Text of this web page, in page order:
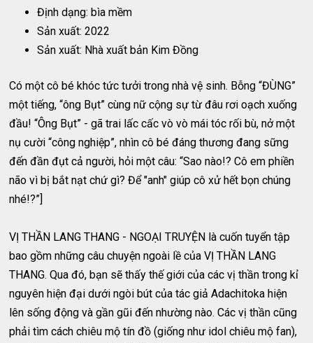
Định dạng: bìa mềm
Sản xuất: 2022
Sản xuất: Nhà xuất bản Kim Đồng
Có một cô bé khóc tức tưởi trong nhà vệ sinh. Bỗng “ĐÙNG”
một tiếng, “ông Bụt” cùng nữ cộng sự từ đâu rơi oạch xuống
đầu! “Ông Bụt” - gã trai lấc cấc vò vò mái tóc rối bù, nở một
nụ cười “công nghiệp”, nhìn cô bé đáng thương đang sững
đến đần đụt cả người, hỏi một câu: “Sao nào!? Cô em phiền
não vì bị bắt nạt chứ gì? Để "anh" giúp cô xử hết bọn chúng
nhé!?”]
VỊ THẦN LANG THANG - NGOẠI TRUYỆN là cuốn tuyển tập
bao gồm những câu chuyện ngoài lề của VỊ THẦN LANG
THANG. Qua đó, bạn sẽ thấy thế giới của các vị thần trong kỉ
nguyên hiện đại dưới ngòi bút của tác giả Adachitoka hiện
lên sống động và gần gũi đến nhường nào. Các vị thần cũng
phải tìm cách chiêu mộ tín đồ (giống như idol chiêu mộ fan),